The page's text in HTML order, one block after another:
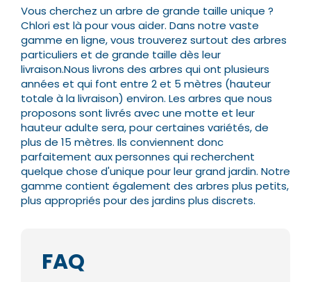
Vous cherchez un arbre de grande taille unique ?
Chlori est là pour vous aider. Dans notre vaste
gamme en ligne, vous trouverez surtout des arbres
particuliers et de grande taille dès leur
livraison.Nous livrons des arbres qui ont plusieurs
années et qui font entre 2 et 5 mètres (hauteur
totale à la livraison) environ. Les arbres que nous
proposons sont livrés avec une motte et leur
hauteur adulte sera, pour certaines variétés, de
plus de 15 mètres. Ils conviennent donc
parfaitement aux personnes qui recherchent
quelque chose d'unique pour leur grand jardin. Notre
gamme contient également des arbres plus petits,
plus appropriés pour des jardins plus discrets.
FAQ